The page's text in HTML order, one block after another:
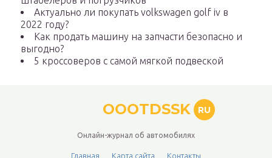
Актуально ли покупать volkswagen golf iv в
2022 году?
Как продать машину на запчасти безопасно и
выгодно?
5 кроссоверов с самой мягкой подвеской
OOOTDSSK RU
Онлайн-журнал об автомобилях
Главная Карта сайта Контакты